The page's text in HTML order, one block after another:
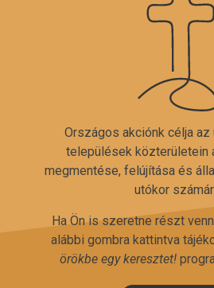
Országos akciónk célja az
települések közterületein
megmentése, felújítása és
utókor
Ha Ön is szeretne részt
alábbi gombra kattintva
örökbe egy keresztet!